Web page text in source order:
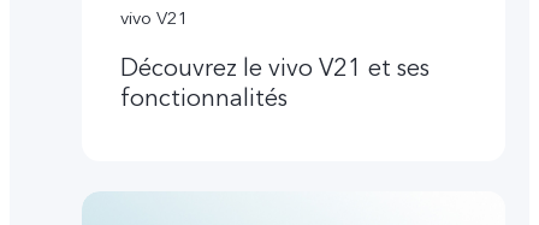
vivo V21
Découvrez le vivo V21 et ses
fonctionnalités